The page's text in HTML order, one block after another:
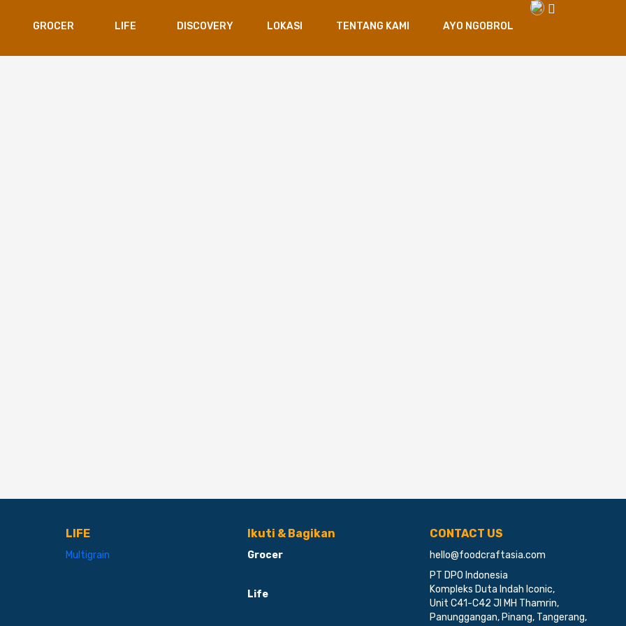
GROCER LIFE DISCOVERY LOKASI TENTANG KAMI AYO NGOBROL
LIFE
Multigrain
Ikuti & Bagikan
Grocer
Life
CONTACT US
hello@foodcraftasia.com
PT DPO Indonesia
Kompleks Duta Indah Iconic,
Unit C41-C42 Jl MH Thamrin,
Panunggangan, Pinang, Tangerang,